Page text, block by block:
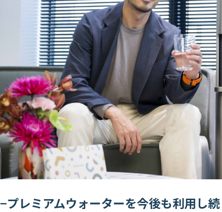
−プレミアムウォーターを今後も利用し続